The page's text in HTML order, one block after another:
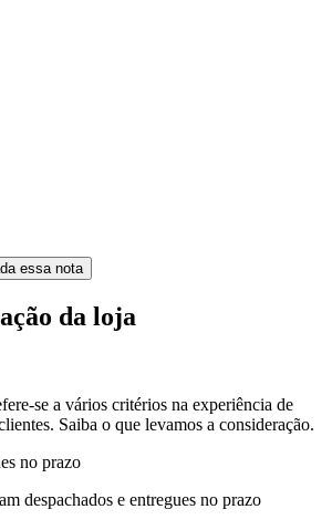
essa nota
da loja
se a vários critérios na experiência de
Saiba o que levamos a consideração.
no prazo
despachados e entregues no prazo